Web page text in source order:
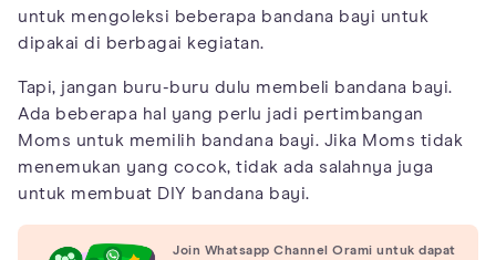
untuk mengoleksi beberapa bandana bayi untuk
dipakai di berbagai kegiatan.
Tapi, jangan buru-buru dulu membeli bandana bayi.
Ada beberapa hal yang perlu jadi pertimbangan
Moms untuk memilih bandana bayi. Jika Moms tidak
menemukan yang cocok, tidak ada salahnya juga
untuk membuat DIY bandana bayi.
Join Whatsapp Channel Orami untuk dapat